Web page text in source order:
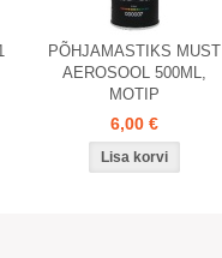
PÕHJAMASTIKS MUST
AEROSOOL 500ML,
MOTIP
6,00 €